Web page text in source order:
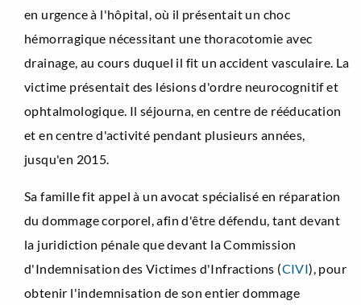
en urgence à l'hôpital, où il présentait un choc
hémorragique nécessitant une thoracotomie avec
drainage, au cours duquel il fit un accident vasculaire. La
victime présentait des lésions d'ordre neurocognitif et
ophtalmologique. Il séjourna, en centre de rééducation
et en centre d'activité pendant plusieurs années,
jusqu'en 2015.
Sa famille fit appel à un avocat spécialisé en réparation
du dommage corporel, afin d'être défendu, tant devant
la juridiction pénale que devant la Commission
d'Indemnisation des Victimes d'Infractions (CIVI), pour
obtenir l'indemnisation de son entier dommage